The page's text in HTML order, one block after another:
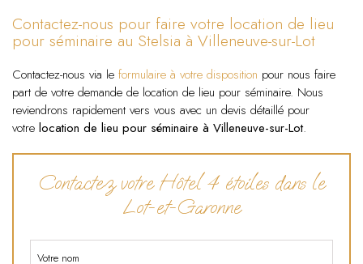
Contactez-nous pour faire votre location de lieu
pour séminaire au Stelsia à Villeneuve-sur-Lot
Contactez-nous via le formulaire à votre disposition pour nous faire
part de votre demande de location de lieu pour séminaire. Nous
reviendrons rapidement vers vous avec un devis détaillé pour
votre location de lieu pour séminaire à Villeneuve-sur-Lot.
Contactez votre Hôtel 4 étoiles dans le
Lot-et-Garonne